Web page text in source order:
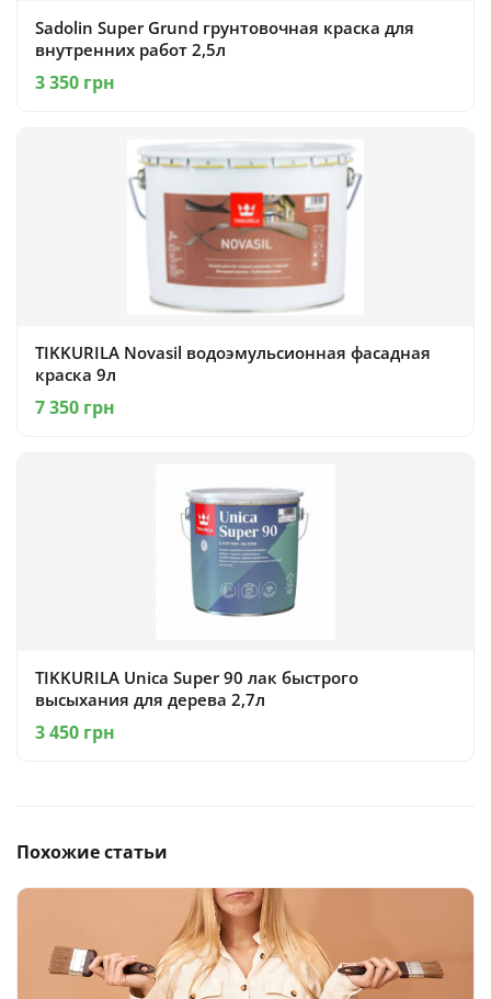
Sadolin Super Grund грунтовочная краска для
внутренних работ 2,5л
3 350 грн
TIKKURILA Novasil водоэмульсионная фасадная
краска 9л
7 350 грн
TIKKURILA Unica Super 90 лак быстрого
высыхания для дерева 2,7л
3 450 грн
Похожие статьи